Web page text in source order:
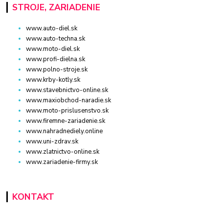
STROJE, ZARIADENIE
www.auto-diel.sk
www.auto-techna.sk
www.moto-diel.sk
www.profi-dielna.sk
www.polno-stroje.sk
www.krby-kotly.sk
www.stavebnictvo-online.sk
www.maxiobchod-naradie.sk
www.moto-prislusenstvo.sk
www.firemne-zariadenie.sk
www.nahradnediely.online
www.uni-zdrav.sk
www.zlatnictvo-online.sk
www.zariadenie-firmy.sk
KONTAKT